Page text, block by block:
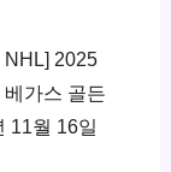
NHL] 2025
가스 골든
11월 16일